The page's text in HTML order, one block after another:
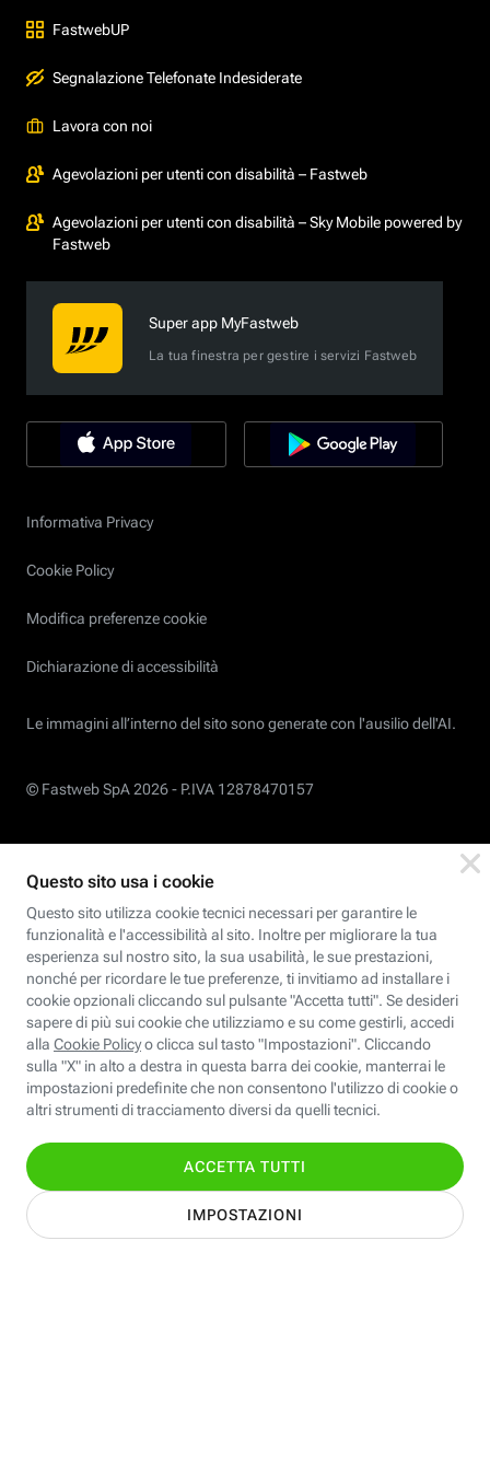
FastwebUP
Segnalazione Telefonate Indesiderate
Lavora con noi
Agevolazioni per utenti con disabilità – Fastweb
Agevolazioni per utenti con disabilità – Sky Mobile powered by
Fastweb
Super app MyFastweb
La tua finestra per gestire i servizi Fastweb
Informativa Privacy
Cookie Policy
Modifica preferenze cookie
Dichiarazione di accessibilità
Le immagini all’interno del sito sono generate con l'ausilio dell'AI.
© Fastweb SpA 2026 - P.IVA 12878470157